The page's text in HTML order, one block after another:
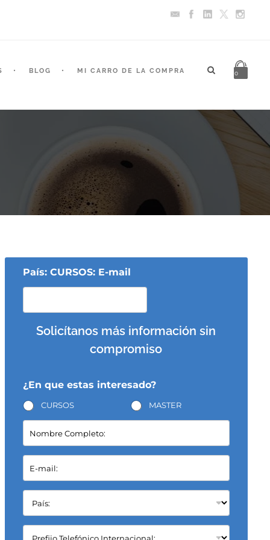
BLOG MI CARRO DE LA COMPRA 0
País: CURSOS: E-mail
Solicítanos más información sin
compromiso
¿En que estas interesado?
CURSOS MASTER
N
m
b
e
C
m
p
E
m
a
l
*
P
í
s
C